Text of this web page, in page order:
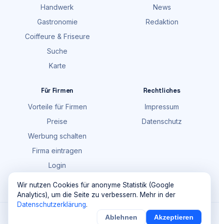
Handwerk
Gastronomie
Coiffeure & Friseure
Suche
Karte
News
Redaktion
Für Firmen
Vorteile für Firmen
Preise
Werbung schalten
Firma eintragen
Login
Rechtliches
Impressum
Datenschutz
Maik Möhring Media · Ermatingen
Details Sichern ×
Wir nutzen Cookies für anonyme Statistik (Google
Analytics), um die Seite zu verbessern. Mehr in der
Datenschutzerklärung.
Ablehnen Akzeptieren